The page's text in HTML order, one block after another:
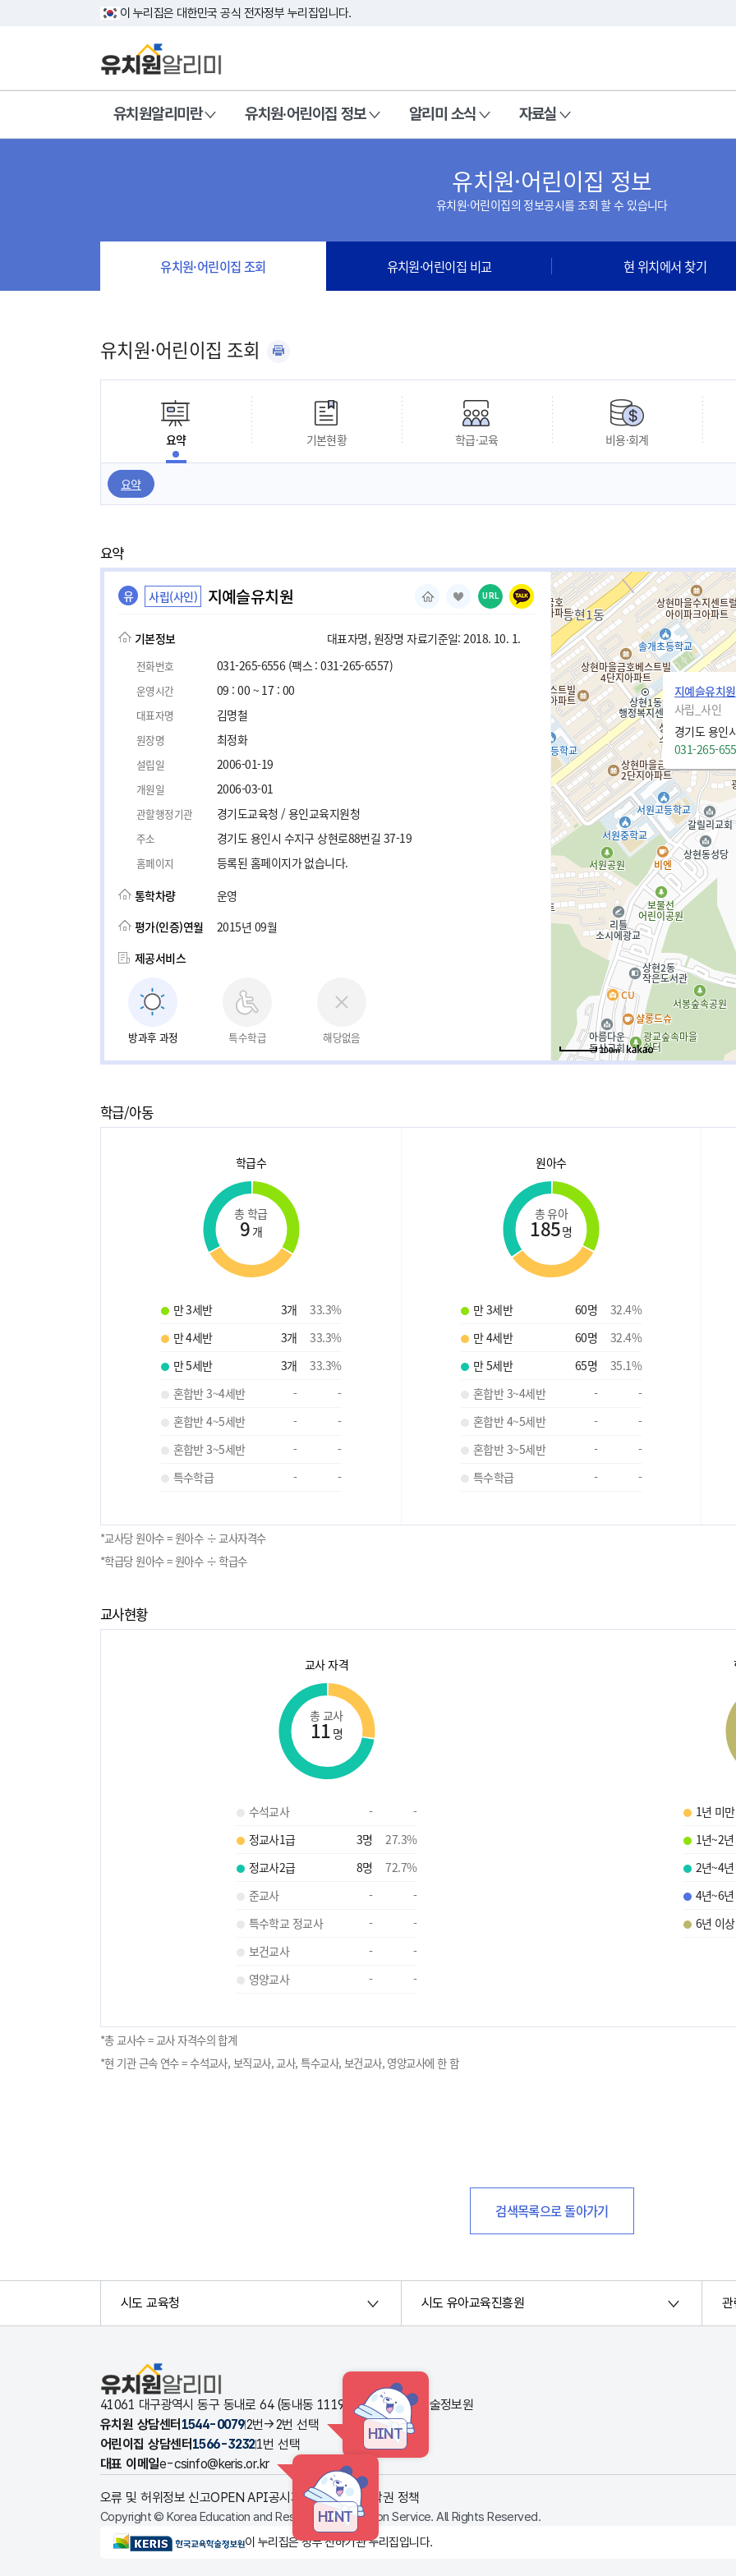
이 누리집은 대한민국 공식 전자정부 누리집입니다.
유치원알리미란 유치원·어린이집 정보 알리미 소식 자료실
유치원·어린이집 정보
유치원·어린이집의 정보공시를 조회 할 수 있습니다
유치원·어린이집 조회 유치원·어린이집 비교 현 위치에서 찾기
유치원·어린이집 조회
요약 기본현황 학급·교육 비용·회계
요약
요약
유 사립(사인) 지예슬유치원 URL
기본정보 대표자명, 원장명 자료기준일: 2018. 10. 1.
전화번호 031-265-6556 (팩스 : 031-265-6557)
운영시간 09 : 00 ~ 17 : 00
대표자명 김명철
원장명 최정화
설립일 2006-01-19
개원일 2006-03-01
관할행정기관 경기도교육청 / 용인교육지원청
주소 경기도 용인시 수지구 상현로88번길 37-19
홈페이지
등록된 홈페이지가 없습니다.
통학차량
운영
평가(인증)연월
2015년 09월
제공서비스
방과후 과정 특수학급 해당없음
지예슬유치원
사립_사인
경기도 용인
031-265-
100m
학급/아동
학급수
총 학급
9 개
만 3세반 3개 33.3%
만 4세반
3개 33.3%
만 5세반
3개 33.3%
혼합반 3~4세반
-
-
혼합반 4~5세반
-
-
혼합반 3~5세반
-
-
특수학급
- -
원아수
총 유아
185명
만 3세반 60명 32.4%
만 4세반
60명 32.4%
만 5세반
65명 35.1%
혼합반 3~4세반
-
-
혼합반 4~5세반
-
-
혼합반 3~5세반
-
-
특수학급
- -
*교사당 원아수 = 원아수 ÷ 교사자격수
*학급당 원아수 = 원아수 ÷ 학급수
교사현황
교사 자격
총 교사
11 명
수석교사 -
-
정교사1급
3명 27.3%
정교사2급
8명 72.7%
준교사
-
-
특수학교 정교사
-
-
보건교사
-
-
영양교사
- -
1년 미만
1년~2
2년~4
4년~6
6년 이상
*총 교사수 = 교사 자격수의 합계
*현 기관 근속 연수 = 수석교사, 보직교사, 교사, 특수교사, 보건교사, 영양교사에 한 함
검색목록으로 돌아가기
시도 교육청 시도 유아교육진흥원
유치원알리미
41061 대구광역시 동구 동내로 64 (동내동 1119번지) 한국교육학술정보원
유치원 상담센터 1544-00792번→2번 선택
HINT
어린이집 상담센터 1566-32321번 선택
대표 이메일e-csinfo@keris.or.kr
HINT
오류 및 허위정보 신고OPEN API공시자료 다운로드저작권 정책
Copyright © Korea Education and Research Information Service. All Rights Reserved.
KERIS한국교육학술정보원이 누리집은 정부 산하기관 누리집입니다.